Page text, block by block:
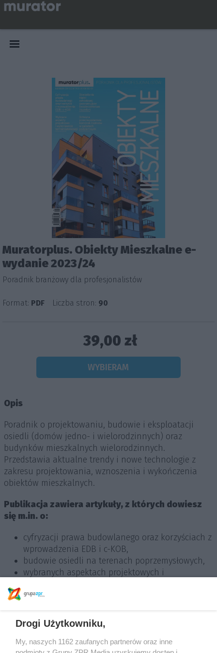
Muratorplus. Obiekty Mieszkalne e-
wydanie 2023/24
Poradnik branżowy dla profesjonalistów
Format: PDF Liczba stron: 90
39,00 zł
WYBIERAM
Opis
Poradnik o projektowaniu, budowie i eksploatacji
osiedli (domów jedno- i wielorodzinnych) oraz
budynków mieszkalnych wielorodzinnych.
Przedstawia aktualne trendy i nowe technologie z
zakresu projektowania, wznoszenia i wykończenia
obiektów mieszkalnych.
Publikacja zawiera artykuły, z których dowiesz
się m.in. o:
cyfryzacji prawa budowlanego oraz korzyściach z
wprowadzenia EDB i c-KOB,
budowie osiedli na terenach poprzemysłowych,
wybranych aspektach projektowych i
warunkach montażu klimatyzacji w mieszkaniu
oświetleniu klatek schodowych,
ochronie przeciwpożarowej komórek lokatorskich
i boksów w garażach podziemnych.
Drogi Użytkowniku,
My, naszych 1162 zaufanych partnerów oraz inne